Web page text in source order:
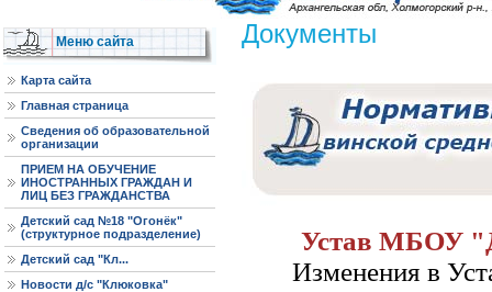
Меню сайта
Карта сайта
Главная страница
Сведения об образовательной
организации
ПРИЕМ НА ОБУЧЕНИЕ
ИНОСТРАННЫХ ГРАЖДАН И
ЛИЦ БЕЗ ГРАЖДАНСТВА
Детский сад №18 "Огонёк"
(структурное подразделение)
Детский сад "Кл...
Новости д/с "Клюковка"
Документы
Устав МБОУ
Изменения в